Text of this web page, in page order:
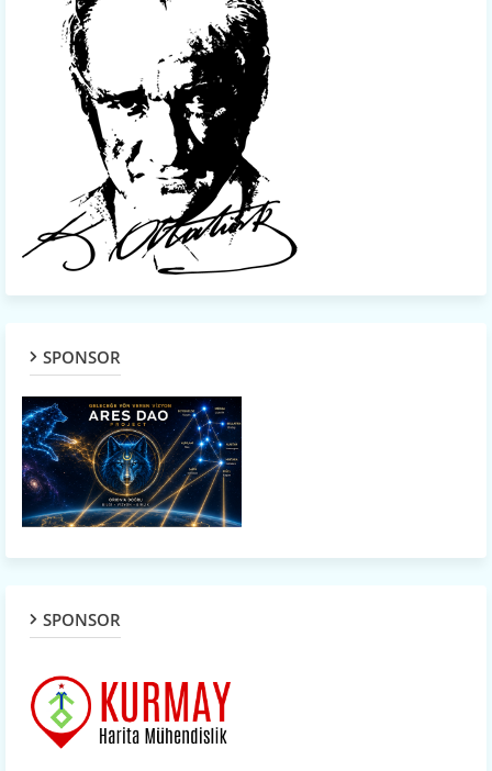
SPONSOR
SPONSOR